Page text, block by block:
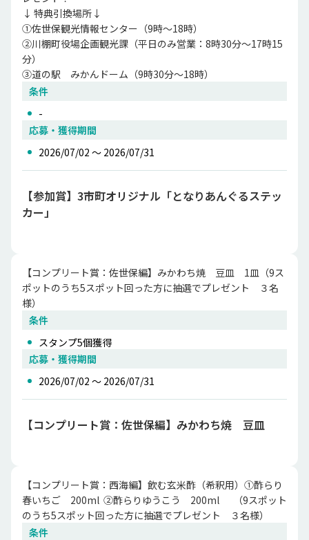
↓ 特典引換場所↓
①佐世保観光情報センター（9時～18時）
②川棚町役場企画観光課（平日のみ営業：8時30分～17時15
分）
③道の駅　みかんドーム（9時30分～18時）
条件
-
応募・獲得期間
2026/07/02 〜 2026/07/31
【参加賞】3市町オリジナル「となりあんぐるステッ
カー」
【コンプリート賞：佐世保編】みかわち焼　豆皿　1皿（9ス
ポットのうち5スポット回った方に抽選でプレゼント　３名
様）
条件
スタンプ5個獲得
応募・獲得期間
2026/07/02 〜 2026/07/31
【コンプリート賞：佐世保編】みかわち焼 豆皿
【コンプリート賞：西海編】飲む玄米酢（希釈用）①酢らり
春いちご　200ml  ②酢らりゆうこう　200ml　  （9スポット
のうち5スポット回った方に抽選でプレゼント　３名様）
条件